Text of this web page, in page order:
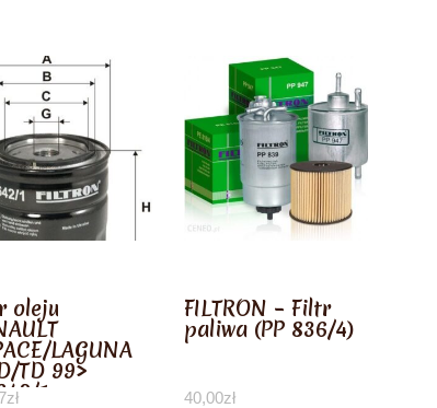
oleju
LAGUNA
TD 99>
1
zł
FILTRON – Filtr
paliwa (PP 836/4)
40,00zł